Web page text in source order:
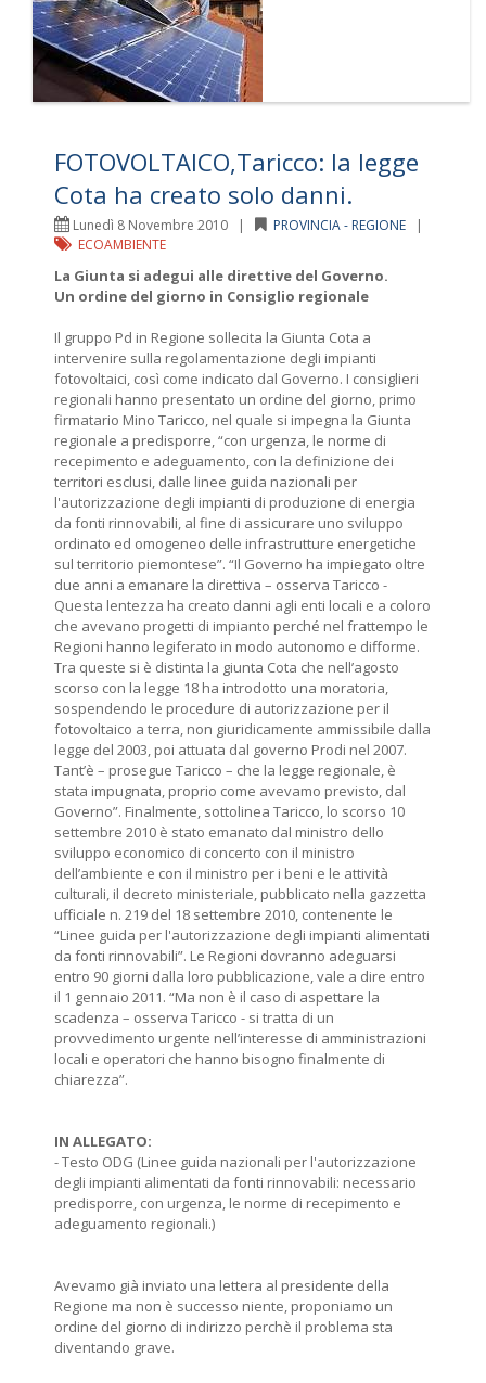
FOTOVOLTAICO,Taricco: la legge
Cota ha creato solo danni.
Lunedì 8 Novembre 2010 | PROVINCIA - REGIONE
|
ECOAMBIENTE
La Giunta si adegui alle direttive del Governo.
Un ordine del giorno in Consiglio regionale
Il gruppo Pd in Regione sollecita la Giunta Cota a
intervenire sulla regolamentazione degli impianti
fotovoltaici, così come indicato dal Governo. I consiglieri
regionali hanno presentato un ordine del giorno, primo
firmatario Mino Taricco, nel quale si impegna la Giunta
regionale a predisporre, “con urgenza, le norme di
recepimento e adeguamento, con la definizione dei
territori esclusi, dalle linee guida nazionali per
l'autorizzazione degli impianti di produzione di energia
da fonti rinnovabili, al fine di assicurare uno sviluppo
ordinato ed omogeneo delle infrastrutture energetiche
sul territorio piemontese”. “Il Governo ha impiegato oltre
due anni a emanare la direttiva – osserva Taricco -
Questa lentezza ha creato danni agli enti locali e a coloro
che avevano progetti di impianto perché nel frattempo le
Regioni hanno legiferato in modo autonomo e difforme.
Tra queste si è distinta la giunta Cota che nell’agosto
scorso con la legge 18 ha introdotto una moratoria,
sospendendo le procedure di autorizzazione per il
fotovoltaico a terra, non giuridicamente ammissibile dalla
legge del 2003, poi attuata dal governo Prodi nel 2007.
Tant’è – prosegue Taricco – che la legge regionale, è
stata impugnata, proprio come avevamo previsto, dal
Governo”. Finalmente, sottolinea Taricco, lo scorso 10
settembre 2010 è stato emanato dal ministro dello
sviluppo economico di concerto con il ministro
dell’ambiente e con il ministro per i beni e le attività
culturali, il decreto ministeriale, pubblicato nella gazzetta
ufficiale n. 219 del 18 settembre 2010, contenente le
“Linee guida per l'autorizzazione degli impianti alimentati
da fonti rinnovabili”. Le Regioni dovranno adeguarsi
entro 90 giorni dalla loro pubblicazione, vale a dire entro
il 1 gennaio 2011. “Ma non è il caso di aspettare la
scadenza – osserva Taricco - si tratta di un
provvedimento urgente nell’interesse di amministrazioni
locali e operatori che hanno bisogno finalmente di
chiarezza”.
IN ALLEGATO:
- Testo ODG (Linee guida nazionali per l'autorizzazione
degli impianti alimentati da fonti rinnovabili: necessario
predisporre, con urgenza, le norme di recepimento e
adeguamento regionali.)
Avevamo già inviato una lettera al presidente della
Regione ma non è successo niente, proponiamo un
ordine del giorno di indirizzo perchè il problema sta
diventando grave.